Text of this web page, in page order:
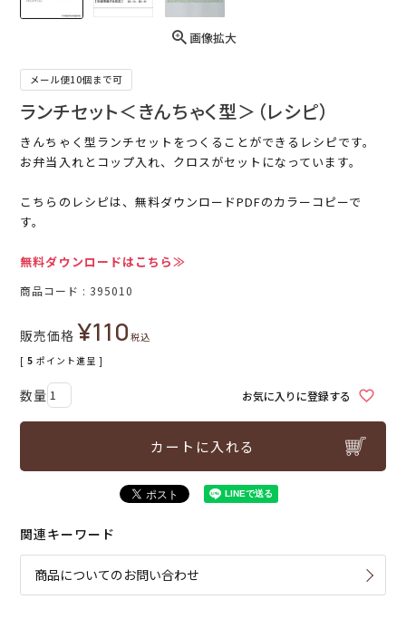
画像拡大
メール便10個まで可
ランチセット＜きんちゃく型＞（レシピ）
きんちゃく型ランチセットをつくることができるレシピです。
お弁当入れとコップ入れ、クロスがセットになっています。
こちらのレシピは、無料ダウンロードPDFのカラーコピーで
す。
無料ダウンロードはこちら≫
商品コード 395010
販売価格 ¥110税込
[ 5 ポイント進呈 ]
お気に入りに登録する
カートに入れる
関連キーワード
商品についてのお問い合わせ